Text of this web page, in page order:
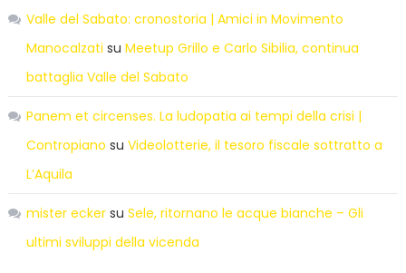
Valle del Sabato: cronostoria | Amici in Movimento
Manocalzati su Meetup Grillo e Carlo Sibilia, continua
battaglia Valle del Sabato
Panem et circenses. La ludopatia ai tempi della crisi |
Contropiano su Videolotterie, il tesoro fiscale sottratto a
L’Aquila
mister eckersu Sele, ritornano le acque bianche – Gli
ultimi sviluppi della vicenda